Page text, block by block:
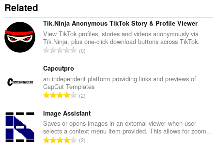
Related
Tik.Ninja Anonymous TikTok Story & Profile Viewer
View TikTok profiles, stories and videos anonymously via
Tik.Ninja, plus one-click download buttons across TikTok.
А
н
а
к
ў
:
0
Capcutpro
an independent platform providing links and previews of
CapCut Templates
А
з
н
а
к
2
Image Assistant
Saves or opens images in an external viewer when user
selects a context menu item provided. This allows for zoom...
А2